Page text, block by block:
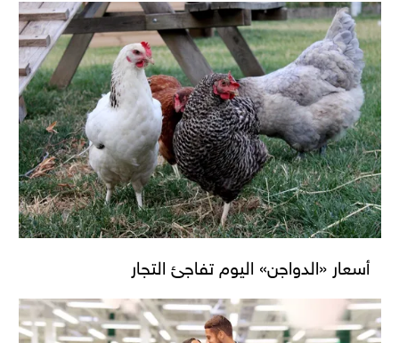
أسعار «الدواجن» اليوم تفاجئ التجار